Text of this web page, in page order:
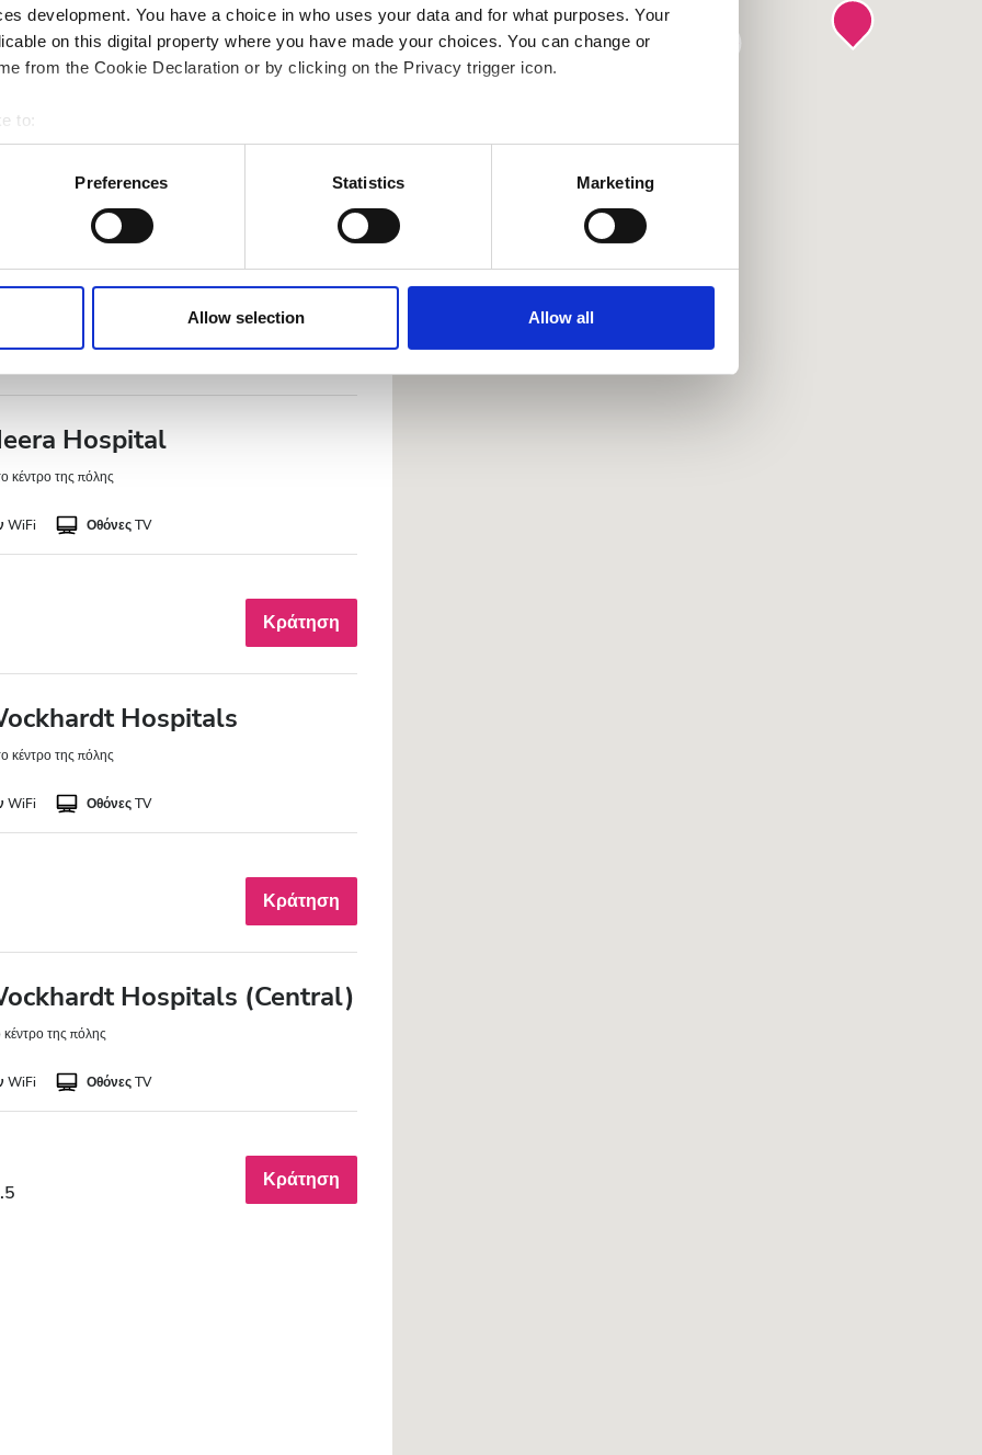
development. You have a choice in who uses your data and for what purposes. Your
on this digital property where you have made your choices. You can change or
from the Cookie Declaration or by clicking on the Privacy trigger icon.
to:
your geographical location which can be accurate to within several meters
actively scanning it for specific characteristics (fingerprinting)
personal data is processed and set your preferences in the
site with our social media, advertising and analytics partners who may combine it with
to them or that they’ve collected from your use of their services. Read more about
Preferences Statistics Marketing
Allow selection Allow all
Κράτηση
Chairtable Trust Dialysis
Οθόνες TV
Κράτηση
Hospital
κέντρο της πόλης
WiFi Οθόνες TV
Κράτηση
Hospitals
κέντρο της πόλης
WiFi Οθόνες TV
Κράτηση
Hospitals (Central)
της πόλης
WiFi Οθόνες TV
Κράτηση